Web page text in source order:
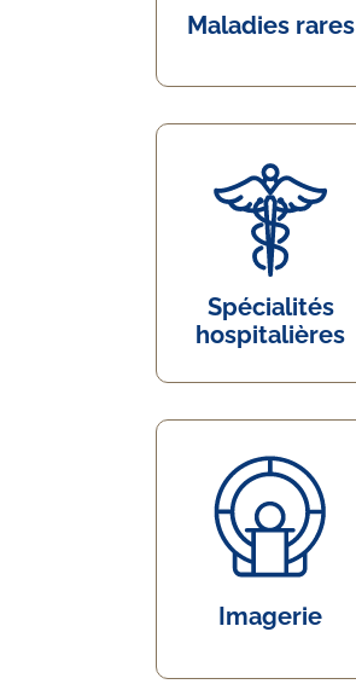
Maladies rares
Spécialités
hospitalières
Imagerie